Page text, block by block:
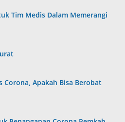
Tim Medis Dalam Memerangi
Corona, Apakah Bisa Berobat